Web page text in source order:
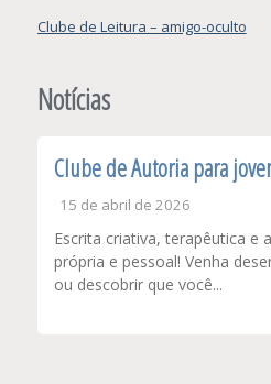
Navegação
Post
Clube de Leitura – amigo-oculto
Notícias
Clube de Autoria para
15 de abril de 2026
Escrita criativa, terapêutica e
própria e pessoal! Venha
ou descobrir que você...